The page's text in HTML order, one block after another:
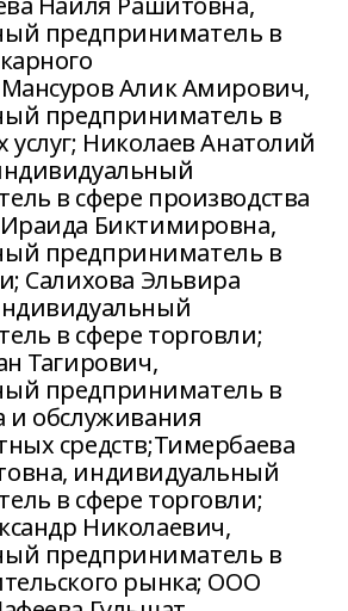
предприниматель в
Алик Амирович,
предприниматель в
услуг; Николаев Анатолий
в сфере производства
Биктимировна,
предприниматель в
Салихова Эльвира
в сфере торговли;
Тагирович,
предприниматель в
и обслуживания
средств;Тимербаева
индивидуальный
в сфере торговли;
Николаевич,
предприниматель в
рынка; ООО